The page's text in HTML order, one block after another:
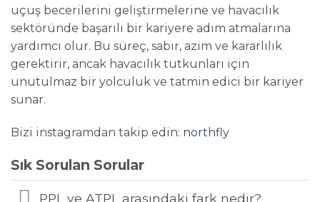
uçuş becerilerini geliştirmelerine ve havacılık
sektöründe başarılı bir kariyere adım atmalarına
yardımcı olur. Bu süreç, sabır, azim ve kararlılık
gerektirir, ancak havacılık tutkunları için
unutulmaz bir yolculuk ve tatmin edici bir kariyer
sunar.
Bizi instagramdan takip edin: northfly
Sık Sorulan Sorular
PPL ve ATPL arasındaki fark nedir?